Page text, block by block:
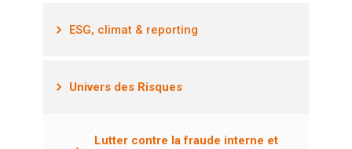
ESG, climat & reporting
Univers des Risques
Lutter contre la fraude interne et